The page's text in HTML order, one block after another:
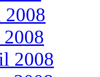
2008
2008